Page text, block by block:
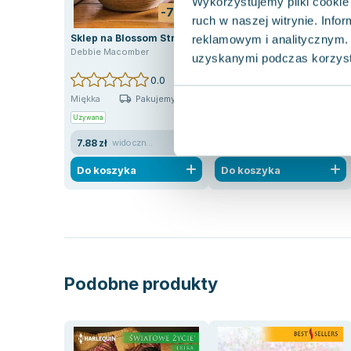
ruch w naszej witrynie.
reklamowym i
uzyskanymi podczas
-77%
Sklep na Blossom Street
Debbie Macomber
0.0
Miękka Pakujemy 10.08
Używana
7.88 zł widoczne ślady używania
Do koszyka
-55%
Ogród Suzanny
Debbie Macomber
Do koszyka
Podobne produkty